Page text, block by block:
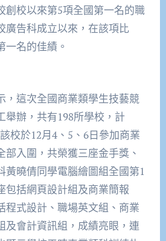
創校以來第5項全國第一名的職
廣告科成立以來，在該項比
一名的佳績。
，這次全國商業類學生技藝競
舉辦，共有198所學校，計
校於12月4、5、6日參加商業
部入圍，共榮獲三座金手獎、
黃曉倩同學電腦繪圖組全國第1
包括網頁設計組及商業簡報
程式設計、職場英文組、商業
及會計資訊組，成績亮眼，連